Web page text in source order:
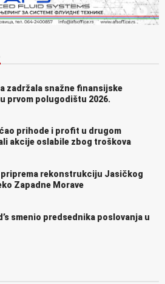
zadržala snažne finansijske
prvom polugodištu 2026.
prihode i profit u drugom
akcije oslabile zbog troškova
priprema rekonstrukciju Jasičkog
Zapadne Morave
smenio predsednika poslovanja u